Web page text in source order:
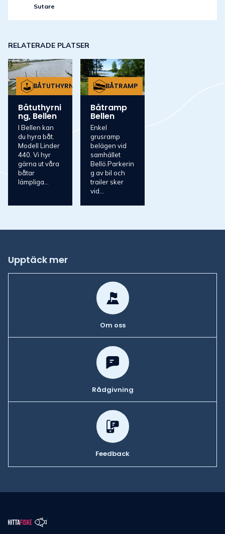
Sutare
RELATERADE PLATSER
BÅTUTHYRNING
Båtuthyrni
ng, Bellen
I Bellen kan
du hyra båt.
Modell Linder
440. Vi hyr
gärna ut våra
båtar
lämpliga...
BÅTRAMP
Båtramp
Bellen
Enkel
grusramp
belägen vid
samhället
Bellö.Parkerin
g av bil och
trailer sker
vid...
Upptäck mer
Om oss
Rådgivning
Feedback